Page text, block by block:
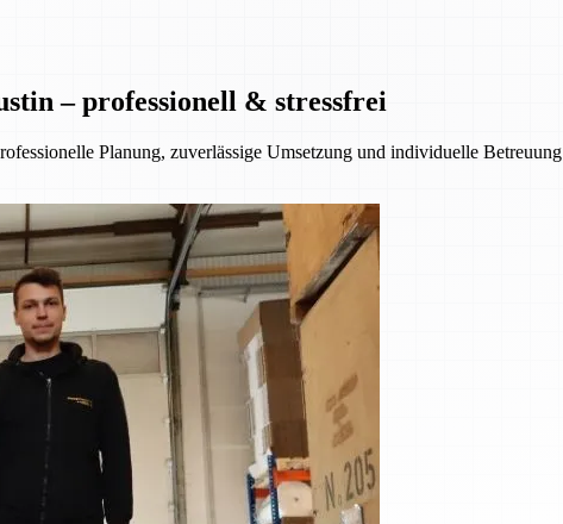
– professionell & stressfrei
Planung, zuverlässige Umsetzung und individuelle